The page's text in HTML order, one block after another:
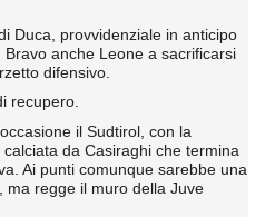
Duca, provvidenziale in anticipo
anche Leone a sacrificarsi
difensivo.
recupero.
il Sudtirol, con la
da Casiraghi che termina
Ai punti comunque sarebbe una
ma regge il muro della Juve